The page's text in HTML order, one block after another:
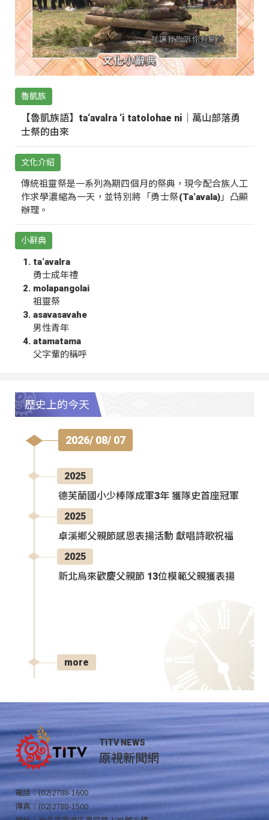
魯凱族
【魯凱族語】ta‘avalra ‘i tatolohae ni｜萬山部落勇
士祭的由來
文化介紹
傳統祖靈祭是一系列為期四個月的祭典，現今配合族人工
作求學濃縮為一天，並特別將「勇士祭(Ta‘avala)」凸顯
辦理。
小辭典
ta‘avalra
勇士成年禮
molapangolai
祖靈祭
asavasavahe
男性青年
atamatama
父字輩的稱呼
歷史上的今天
2026/ 08/ 07
2025
德芙蘭國小少棒隊成軍3年 獲隊史首座冠軍
2025
卓溪鄉父親節感恩表揚活動 獻唱詩歌祝福
2025
新北烏來歡慶父親節 13位模範父親獲表揚
more
TITV NEWS
原視新聞網
電話：(02)2788-1600
傳真：(02)2788-1500